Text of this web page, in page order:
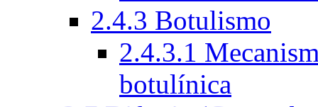
2.4.3 Botulismo
2.4.3.1
botulínica